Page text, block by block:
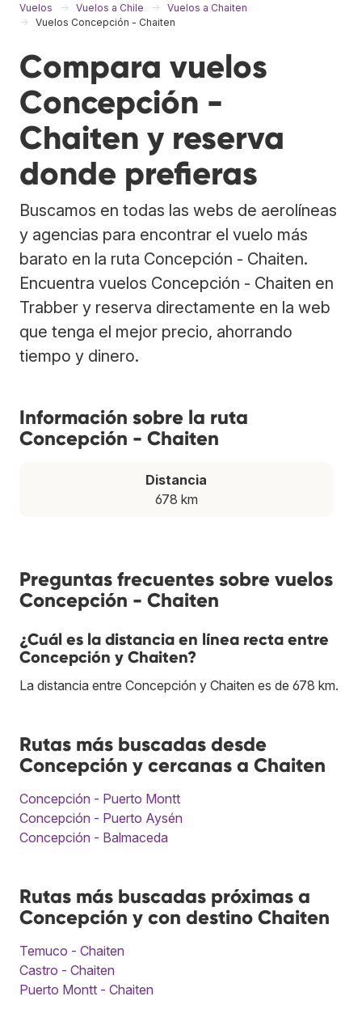
Vuelos Vuelos a Chile
Vuelos a Chaiten
Vuelos Concepción - Chaiten
Compara vuelos
Concepción -
Chaiten y reserva
donde prefieras
Buscamos en todas las webs de aerolíneas
y agencias para encontrar el vuelo más
barato en la ruta Concepción - Chaiten.
Encuentra vuelos Concepción - Chaiten en
Trabber y reserva directamente en la web
que tenga el mejor precio, ahorrando
tiempo y dinero.
Información sobre la ruta
Concepción - Chaiten
Distancia
678 km
Preguntas frecuentes sobre vuelos
Concepción - Chaiten
¿Cuál es la distancia en línea recta entre
Concepción y Chaiten?
La distancia entre Concepción y Chaiten es de 678 km.
Rutas más buscadas desde
Concepción y cercanas a Chaiten
Concepción - Puerto Montt
Concepción - Puerto Aysén
Concepción - Balmaceda
Rutas más buscadas próximas a
Concepción y con destino Chaiten
Temuco - Chaiten
Castro - Chaiten
Puerto Montt - Chaiten